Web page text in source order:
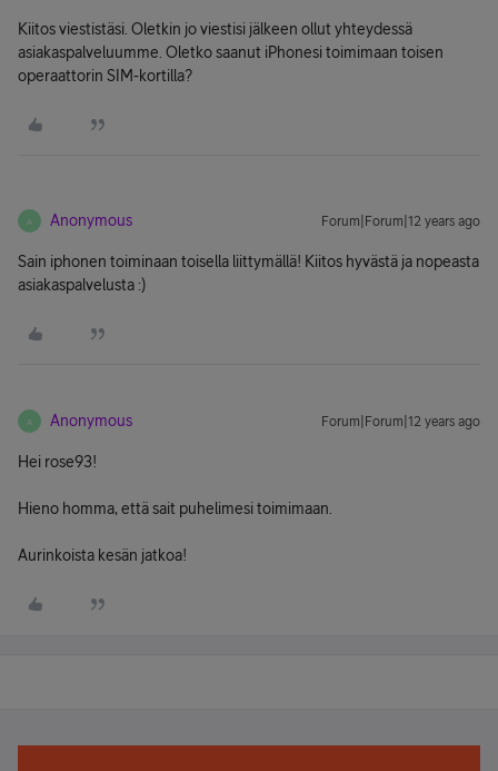
Kiitos viestistäsi. Oletkin jo viestisi jälkeen ollut yhteydessä
asiakaspalveluumme. Oletko saanut iPhonesi toimimaan toisen
operaattorin SIM-kortilla?
A Anonymous Forum|Forum|12 years ago
Sain iphonen toiminaan toisella liittymällä! Kiitos hyvästä ja nopeasta
asiakaspalvelusta :)
A Anonymous Forum|Forum|12 years ago
Hei rose93!
Hieno homma, että sait puhelimesi toimimaan.
Aurinkoista kesän jatkoa!